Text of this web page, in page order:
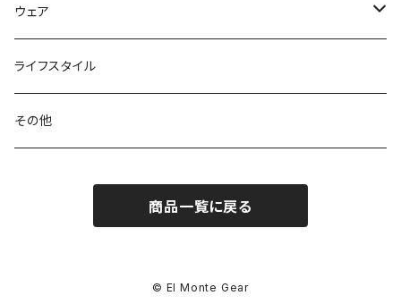
トートバッグ
パックアクセサリー
クッカー / カップ
カトラリー
ボトル
ストック
スノーシュー / アイゼン
スタッフサック
ナイフ / ツール
ウェア
トップス
ハードシェル / レインウェア
ウェアアクセサリー
ライフスタイル
その他
商品一覧に戻る
© El Monte Gear